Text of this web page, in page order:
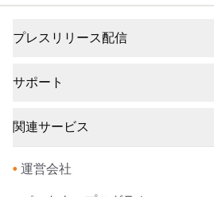
プレスリリース配信
サポート
関連サービス
• 運営会社